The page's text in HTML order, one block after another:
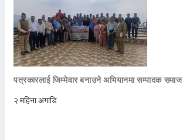
पत्रकारलाई जिम्मेवार बनाउने अभियानमा सम्पादक समाज
२ महिना अगाडि